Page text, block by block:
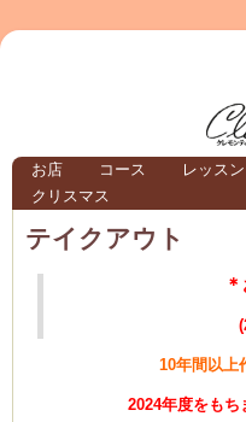
クレモンティ
お店 コース レッスン
クリスマス
テイクアウト
(
10年間以上
2024年度をもち